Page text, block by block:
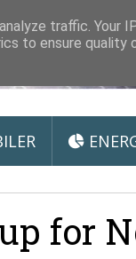
for
traffic. Your
to ensure quality